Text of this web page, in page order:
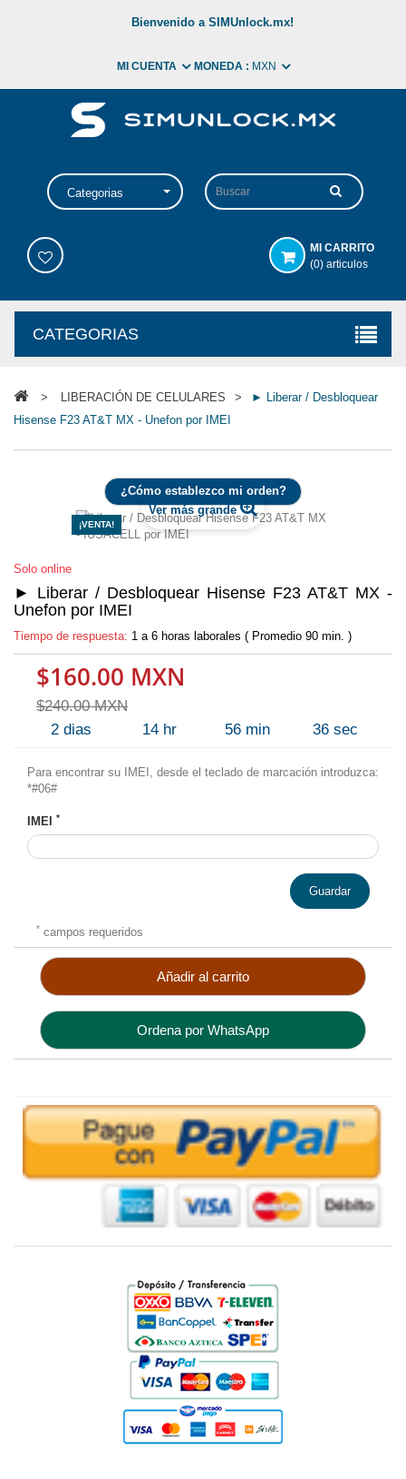
Bienvenido a SIMUnlock.mx!
MI CUENTA MONEDA : MXN
Categorias
MI CARRITO
(0) articulos
CATEGORIAS
> LIBERACIÓN DE CELULARES >
► Liberar / Desbloquear
Hisense F23 AT&T MX - Unefon por IMEI
¿Cómo establezco mi orden?
¡VENTA!
Ver más grande
Solo online
► Liberar / Desbloquear Hisense F23 AT&T MX -
Unefon por IMEI
Tiempo de respuesta: 1 a 6 horas laborales ( Promedio 90 min. )
$160.00 MXN
$240.00 MXN
2 dias 14 hr 56 min 36 sec
Para encontrar su IMEI, desde el teclado de marcación introduzca:
*#06#
IMEI *
Guardar
* campos requeridos
Añadir al carrito
Ordena por WhatsApp